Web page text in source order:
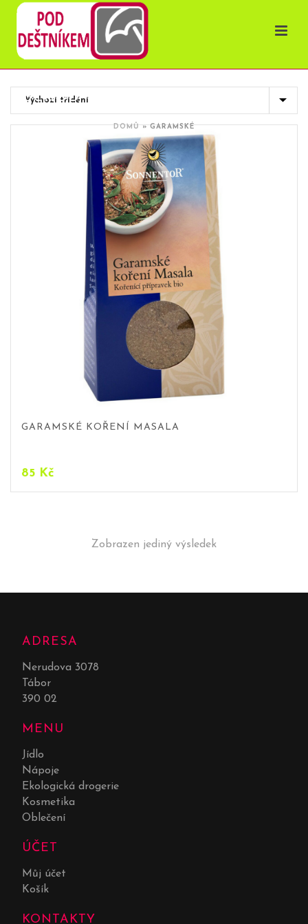
OBCHOD
DOMŮ»GARAMSKÉ
GARAMSKÉ KOŘENÍ MASALA
85 Kč
Zobrazen jediný výsledek
ADRESA
Nerudova 3078
Tábor
390 02
MENU
Jídlo
Nápoje
Ekologická drogerie
Kosmetika
Oblečení
ÚČET
Můj účet
Košík
KONTAKTY